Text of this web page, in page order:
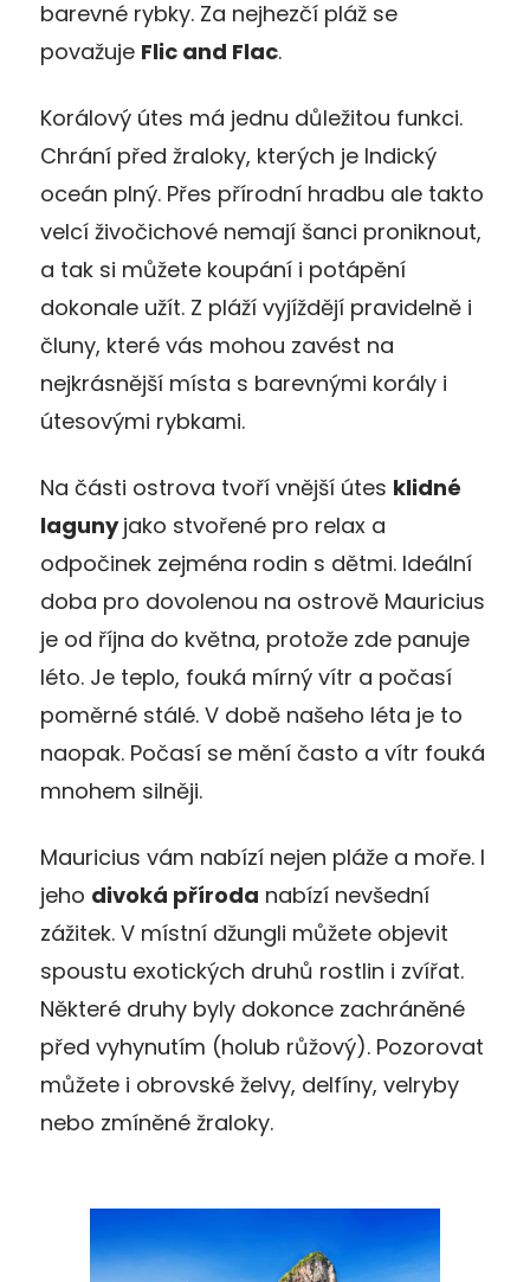
barevné rybky. Za nejhezčí pláž se
považuje Flic and Flac.
Korálový útes má jednu důležitou funkci.
Chrání před žraloky, kterých je Indický
oceán plný. Přes přírodní hradbu ale takto
velcí živočichové nemají šanci proniknout,
a tak si můžete koupání i potápění
dokonale užít. Z pláží vyjíždějí pravidelně i
čluny, které vás mohou zavést na
nejkrásnější místa s barevnými korály i
útesovými rybkami.
Na části ostrova tvoří vnější útes klidné
lagunyjako stvořené pro relax a
odpočinek zejména rodin s dětmi. Ideální
doba pro dovolenou na ostrově Mauricius
je od října do května, protože zde panuje
léto. Je teplo, fouká mírný vítr a počasí
poměrné stálé. V době našeho léta je to
naopak. Počasí se mění často a vítr fouká
mnohem silněji.
Mauricius vám nabízí nejen pláže a moře. I
jeho divoká příroda nabízí nevšední
zážitek. V místní džungli můžete objevit
spoustu exotických druhů rostlin i zvířat.
Některé druhy byly dokonce zachráněné
před vyhynutím (holub růžový). Pozorovat
můžete i obrovské želvy, delfíny, velryby
nebo zmíněné žraloky.